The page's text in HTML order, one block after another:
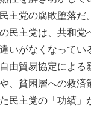
主党の腐敗堕落
民主党は、共和
いがなくなって
由貿易協定によ
、貧困層への救
民主党の「功績」